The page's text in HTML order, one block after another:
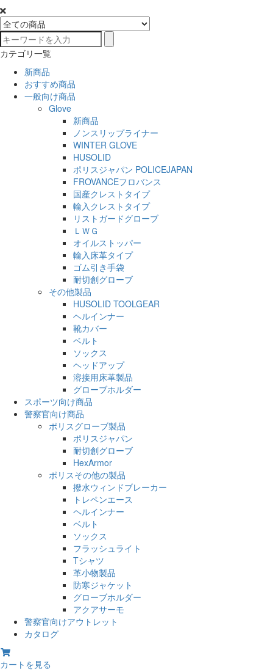
カテゴリ一覧
新商品
おすすめ商品
一般向け商品
Glove
新商品
ノンスリップライナー
WINTER GLOVE
HUSOLID
ポリスジャパン POLICEJAPAN
FROVANCEフロバンス
国産クレストタイプ
輸入クレストタイプ
リストガードグローブ
ＬＷＧ
オイルストッパー
輸入床革タイプ
ゴム引き手袋
耐切創グローブ
その他製品
HUSOLID TOOLGEAR
ヘルインナー
靴カバー
ベルト
ソックス
ヘッドアップ
溶接用床革製品
グローブホルダー
スポーツ向け商品
警察官向け商品
ポリスグローブ製品
ポリスジャパン
耐切創グローブ
HexArmor
ポリスその他の製品
撥水ウィンドブレーカー
トレペンエース
ヘルインナー
ベルト
ソックス
フラッシュライト
Tシャツ
革小物製品
防寒ジャケット
グローブホルダー
アクアサーモ
警察官向けアウトレット
カタログ
カートを見る